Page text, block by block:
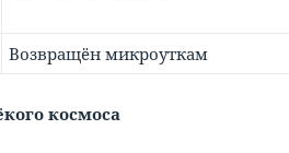
Возвращён микроуткам
космоса